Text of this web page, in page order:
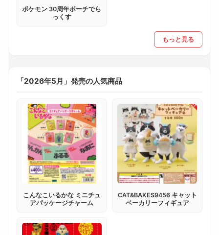
ポケモン 30周年ポーチでら
っくす
もっと見る
「2026年5月」発売の人気商品
こんなこいるかな ミニチュ
アパッケージチャーム
CAT&BAKES9456 キャット
ベーカリーフィギュア